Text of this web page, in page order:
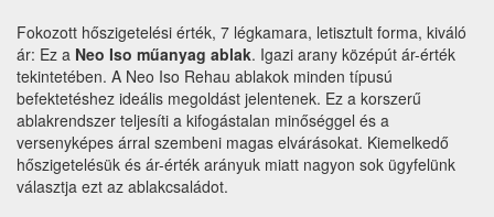
Fokozott hőszigetelési érték, 7 légkamara, letisztult forma, kiváló
ár: Ez a Neo Iso műanyag ablak. Igazi arany középút ár-érték
tekintetében. A Neo Iso Rehau ablakok minden típusú
befektetéshez ideális megoldást jelentenek. Ez a korszerű
ablakrendszer teljesíti a kifogástalan minőséggel és a
versenyképes árral szembeni magas elvárásokat. Kiemelkedő
hőszigetelésük és ár-érték arányuk miatt nagyon sok ügyfelünk
választja ezt az ablakcsaládot.